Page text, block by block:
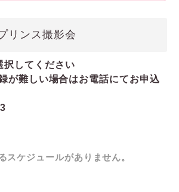
リンス撮影会
択してください
が難しい場合はお電話にてお申込
スケジュールがありません。